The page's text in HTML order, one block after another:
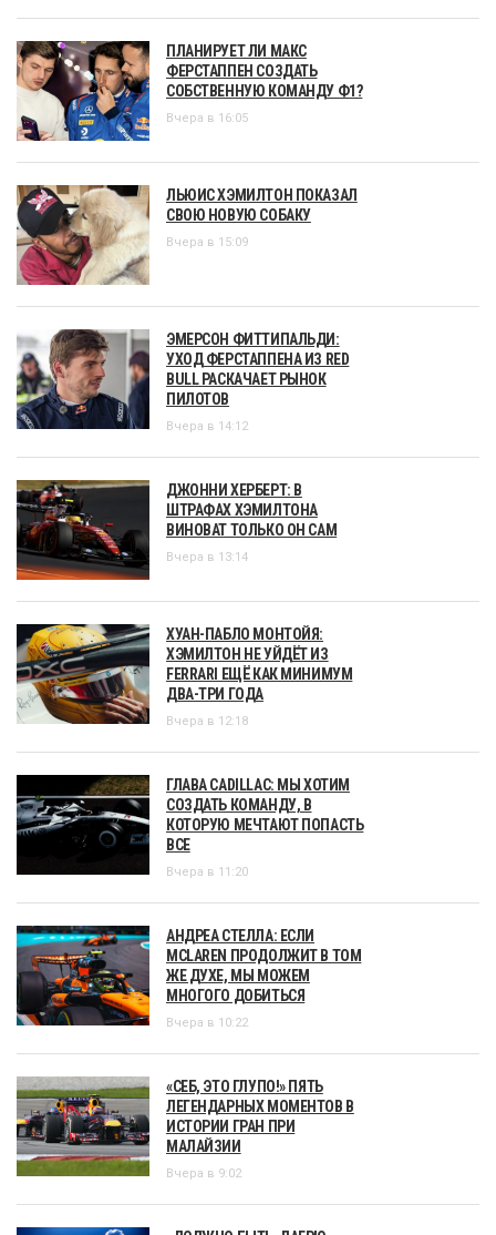
ПЛАНИРУЕТ ЛИ МАКС
ФЕРСТАППЕН СОЗДАТЬ
СОБСТВЕННУЮ КОМАНДУ Ф1?
Вчера в 16:05
ЛЬЮИС ХЭМИЛТОН ПОКАЗАЛ
СВОЮ НОВУЮ СОБАКУ
Вчера в 15:09
ЭМЕРСОН ФИТТИПАЛЬДИ:
УХОД ФЕРСТАППЕНА ИЗ RED
BULL РАСКАЧАЕТ РЫНОК
ПИЛОТОВ
Вчера в 14:12
ДЖОННИ ХЕРБЕРТ: В
ШТРАФАХ ХЭМИЛТОНА
ВИНОВАТ ТОЛЬКО ОН САМ
Вчера в 13:14
ХУАН-ПАБЛО МОНТОЙЯ:
ХЭМИЛТОН НЕ УЙДЁТ ИЗ
FERRARI ЕЩЁ КАК МИНИМУМ
ДВА-ТРИ ГОДА
Вчера в 12:18
ГЛАВА CADILLAC: МЫ ХОТИМ
СОЗДАТЬ КОМАНДУ, В
КОТОРУЮ МЕЧТАЮТ ПОПАСТЬ
ВСЕ
Вчера в 11:20
АНДРЕА СТЕЛЛА: ЕСЛИ
MCLAREN ПРОДОЛЖИТ В ТОМ
ЖЕ ДУХЕ, МЫ МОЖЕМ
МНОГОГО ДОБИТЬСЯ
Вчера в 10:22
«СЕБ, ЭТО ГЛУПО!» ПЯТЬ
ЛЕГЕНДАРНЫХ МОМЕНТОВ В
ИСТОРИИ ГРАН ПРИ
МАЛАЙЗИИ
Вчера в 9:02